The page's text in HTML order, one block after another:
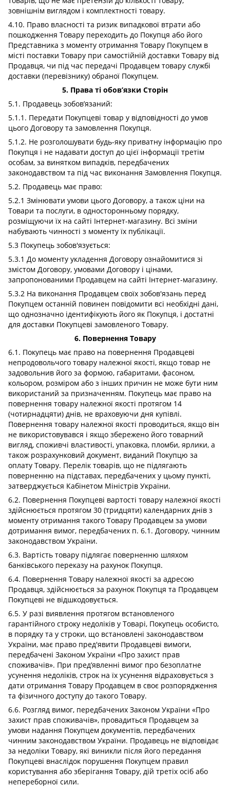
зовнішнім виглядом і комплектності товару.
4.10. Право власності та ризик випадкової втрати або
пошкодження Товару переходить до Покупця або його
Представника з моменту отримання Товару Покупцем в
місті поставки Товару при самостійній доставки Товару від
Продавця, чи під час передачі Продавцем товару службі
доставки (перевізнику) обраної Покупцем.
5. Права ті обов’язки Сторін
5.1. Продавець зобов’язаний:
5.1.1. Передати Покупцеві товар у відповідності до умов
цього Договору та замовлення Покупця.
5.1.2. Не розголошувати будь-яку приватну інформацію про
Покупця і не надавати доступ до цієї інформації третім
особам, за винятком випадків, передбачених
законодавством та під час виконання Замовлення Покупця.
5.2. Продавець має право:
5.2.1 Змінювати умови цього Договору, а також ціни на
Товари та послуги, в односторонньому порядку,
розміщуючи їх на сайті Інтернет-магазину. Всі зміни
набувають чинності з моменту їх публікації.
5.3 Покупець зобов'язується:
5.3.1 До моменту укладення Договору ознайомитися зі
змістом Договору, умовами Договору і цінами,
запропонованими Продавцем на сайті Інтернет-магазину.
5.3.2 На виконання Продавцем своїх зобов'язань перед
Покупцем останній повинен повідомити всі необхідні дані,
що однозначно ідентифікують його як Покупця, і достатні
для доставки Покупцеві замовленого Товару.
6. Повернення Товару
6.1. Покупець має право на повернення Продавцеві
непродовольчого товару належної якості, якщо товар не
задовольнив його за формою, габаритами, фасоном,
кольором, розміром або з інших причин не може бути ним
використаний за призначенням. Покупець має право на
повернення товару належної якості протягом 14
(чотирнадцяти) днів, не враховуючи дня купівлі.
Повернення товару належної якості проводиться, якщо він
не використовувався і якщо збережено його товарний
вигляд, споживчі властивості, упаковка, пломби, ярлики, а
також розрахунковий документ, виданий Покупцю за
оплату Товару. Перелік товарів, що не підлягають
поверненню на підставах, передбачених у цьому пункті,
затверджується Кабінетом Міністрів України.
6.2. Повернення Покупцеві вартості товару належної якості
здійснюється протягом 30 (тридцяти) календарних днів з
моменту отримання такого Товару Продавцем за умови
дотримання вимог, передбачених п. 6.1. Договору, чинним
законодавством України.
6.3. Вартість товару підлягає поверненню шляхом
банківського переказу на рахунок Покупця.
6.4. Повернення Товару належної якості за адресою
Продавця, здійснюється за рахунок Покупця та Продавцем
Покупцеві не відшкодовується.
6.5. У разі виявлення протягом встановленого
гарантійного строку недоліків у Товарі, Покупець особисто,
в порядку та у строки, що встановлені законодавством
України, має право пред'явити Продавцеві вимоги,
передбачені Законом України «Про захист прав
споживачів». При пред’явленні вимог про безоплатне
усунення недоліків, строк на їх усунення відраховується з
дати отримання Товару Продавцем в своє розпорядження
та фізичного доступу до такого Товару.
6.6. Розгляд вимог, передбачених Законом України «Про
захист прав споживачів», провадиться Продавцем за
умови надання Покупцем документів, передбачених
чинним законодавством України. Продавець не відповідає
за недоліки Товару, які виникли після його передання
Покупцеві внаслідок порушення Покупцем правил
користування або зберігання Товару, дій третіх осіб або
непереборної сили.